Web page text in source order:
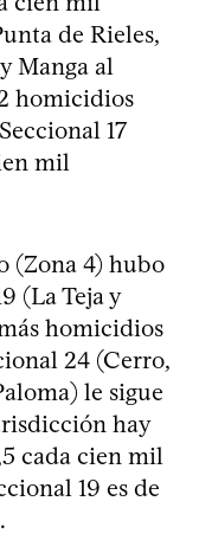
de Rieles,
Manga al
homicidios
17
mil
(Zona 4) hubo
(La Teja y
homicidios
24 (Cerro,
le sigue
hay
cada cien mil
19 es de